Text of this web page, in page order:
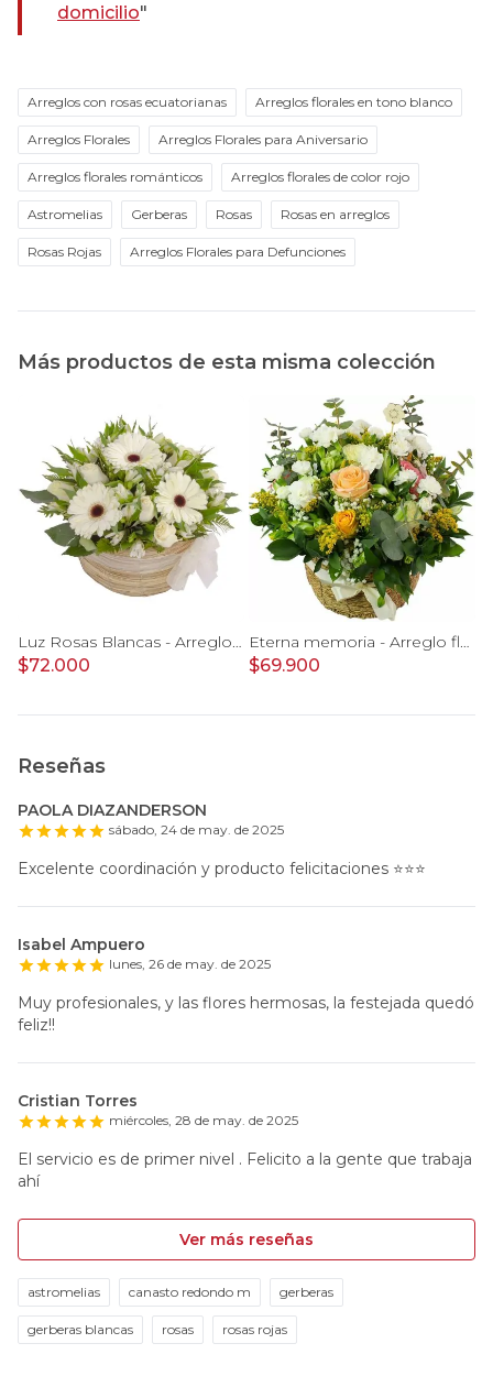
domicilio"
Arreglos con rosas ecuatorianas Arreglos florales en tono blanco
Arreglos Florales Arreglos Florales para Aniversario
Arreglos florales románticos Arreglos florales de color rojo
Astromelias Gerberas Rosas Rosas en arreglos
Rosas Rojas Arreglos Florales para Defunciones
Más productos de esta misma colección
Luz Rosas Blancas - Arreglo floral en canasto circular con gerberas blancas, rosas blancas y astromelias blancas
$72.000
Eterna memoria - Arreglo floral con Mini claveles blancos rosas ecuatorianas blancas, gypsophilia y astromelias amarillas
$69.900
Reseñas
PAOLA DIAZANDERSON
sábado, 24 de may. de 2025
Excelente coordinación y producto felicitaciones ⭐️⭐️⭐️
Isabel Ampuero
lunes, 26 de may. de 2025
Muy profesionales, y las flores hermosas, la festejada quedó
feliz!!
Cristian Torres
miércoles, 28 de may. de 2025
El servicio es de primer nivel . Felicito a la gente que trabaja
ahí
Ver más reseñas
astromelias canasto redondo m gerberas
gerberas blancas rosas rosas rojas